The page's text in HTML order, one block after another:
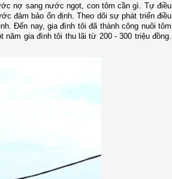
nợ sang nước ngọt, con tôm cần gì. Tự điều
đảm bảo ổn định. Theo dõi sự phát triển điều
Đến nay, gia đình tôi đã thành công nuôi tôm
gia đình tôi thu lãi từ 200 - 300 triệu đồng.